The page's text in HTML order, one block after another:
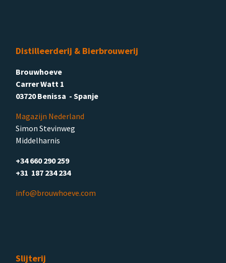
Distilleerderij & Bierbrouwerij
Brouwhoeve
Carrer Watt 1
03720 Benissa - Spanje
Magazijn Nederland
Simon Stevinweg
Middelharnis
+34 660 290 259
+31 187 234 234
info@brouwhoeve.com
Slijterij